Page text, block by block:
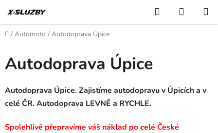
na
obsah
Hledat
KOŠÍK
Domů
/ Automoto / Autodoprava Úpice
Autodoprava Úpice
Autodoprava Úpice. Zajistíme autodopravu v Úpicích a v
celé ČR. Autodoprava LEVNĚ a RYCHLE.
Spolehlivě přepravíme váš náklad po celé České